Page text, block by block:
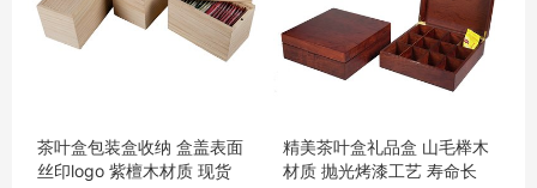
茶叶盒包装盒收纳 盒盖表面
丝印logo 紫檀木材质 现货
精美茶叶盒礼品盒 山毛榉木
材质 抛光烤漆工艺 寿命长